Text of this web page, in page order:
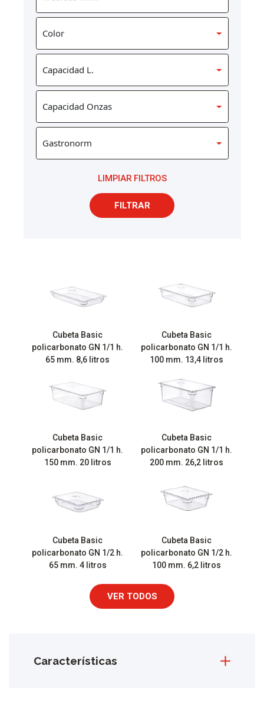
LIMPIAR FILTROS
FILTRAR
Cubeta Basic
policarbonato GN 1/1 h.
65 mm. 8,6 litros
Cubeta Basic
policarbonato GN 1/1 h.
100 mm. 13,4 litros
Cubeta Basic
policarbonato GN 1/1 h.
150 mm. 20 litros
Cubeta Basic
policarbonato GN 1/1 h.
200 mm. 26,2 litros
Cubeta Basic
policarbonato GN 1/2 h.
65 mm. 4 litros
Cubeta Basic
policarbonato GN 1/2 h.
100 mm. 6,2 litros
VER TODOS
Características